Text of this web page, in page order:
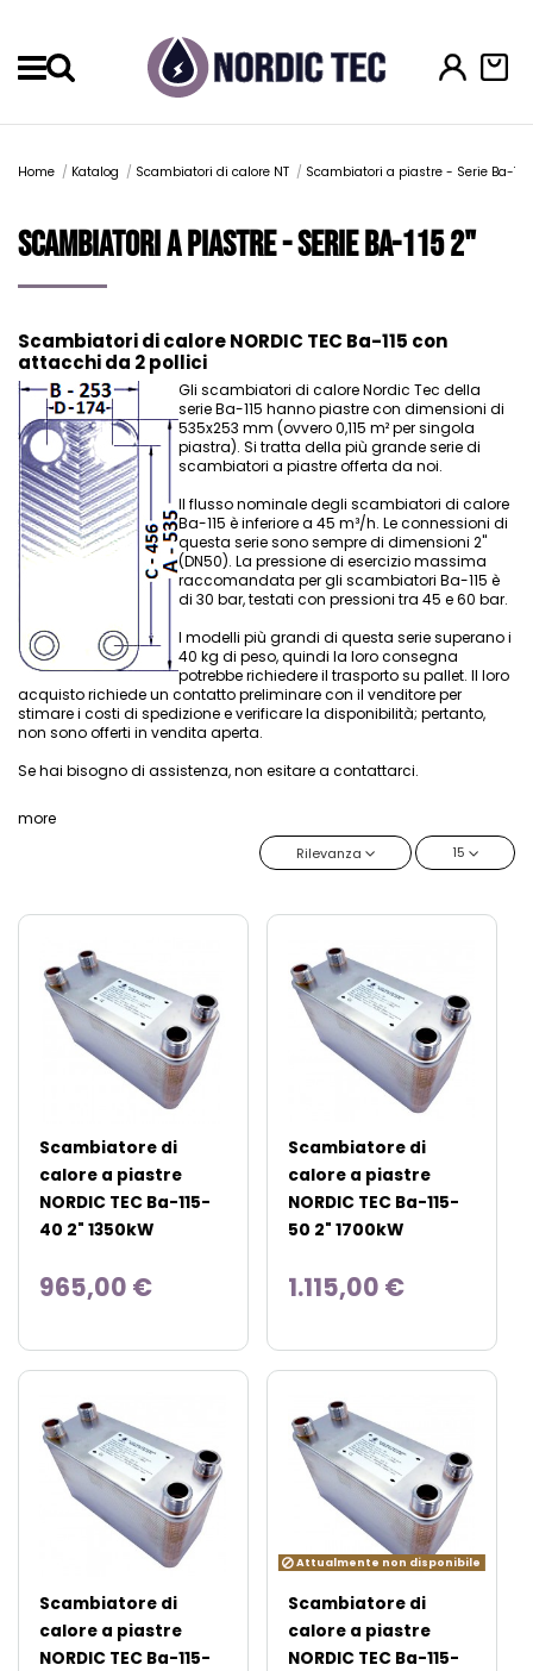
Home Katalog Scambiatori di calore NT Scambiatori a piastre - Serie Ba-115
Scambiatori a piastre - Serie Ba-115 2"
Scambiatori di calore NORDIC TEC Ba-115 con
attacchi da 2 pollici
Gli scambiatori di calore Nordic Tec della
serie Ba-115 hanno piastre con dimensioni di
535x253 mm (ovvero 0,115 m² per singola
piastra). Si tratta della più grande serie di
scambiatori a piastre offerta da noi.
Il flusso nominale degli scambiatori di calore
Ba-115 è inferiore a 45 m³/h. Le connessioni di
questa serie sono sempre di dimensioni 2"
(DN50). La pressione di esercizio massima
raccomandata per gli scambiatori Ba-115 è
di 30 bar, testati con pressioni tra 45 e 60 bar.
I modelli più grandi di questa serie superano i
40 kg di peso, quindi la loro consegna
potrebbe richiedere il trasporto su pallet. Il loro
acquisto richiede un contatto preliminare con il venditore per
stimare i costi di spedizione e verificare la disponibilità; pertanto,
non sono offerti in vendita aperta.
Se hai bisogno di assistenza, non esitare a contattarci.
more
Rilevanza 15
Scambiatore di
calore a piastre
NORDIC TEC Ba-115-
40 2" 1350kW
965,00 €
Scambiatore di
calore a piastre
NORDIC TEC Ba-115-
50 2" 1700kW
1.115,00 €
Scambiatore di
calore a piastre
NORDIC TEC Ba-115-
Attualmente non disponibile
Scambiatore di
calore a piastre
NORDIC TEC Ba-115-